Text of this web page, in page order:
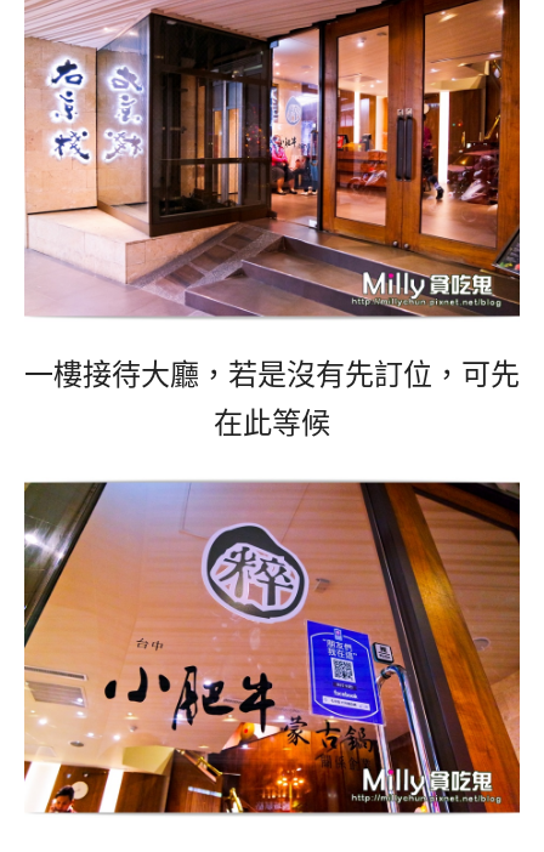
一樓接待大廳，若是沒有先訂位，可先
在此等候